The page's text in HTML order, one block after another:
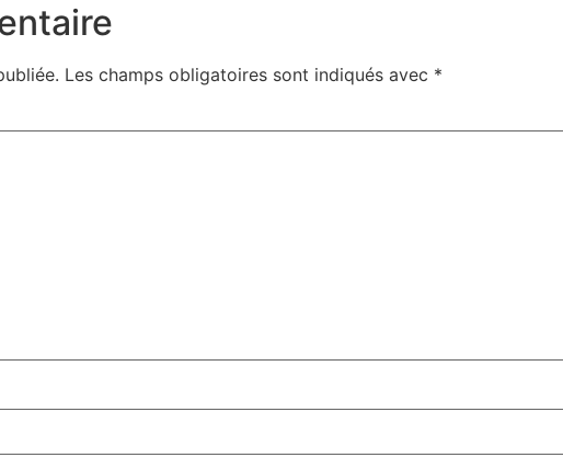
Les champs obligatoires sont indiqués avec *